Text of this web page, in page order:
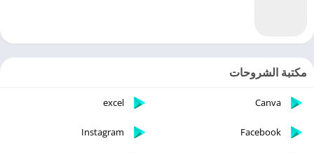
مكتبة الشروحات
Canva
excel
Facebook
Instagram